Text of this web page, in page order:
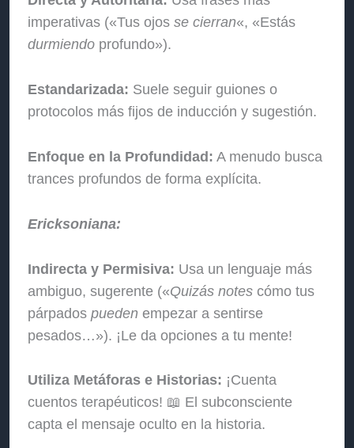
imperativas («Tus ojosse cierran«, «Estás
durmiendo profundo»).
Estandarizada: Suele seguir guiones o
protocolos más fijos de inducción y sugestión.
Enfoque en la Profundidad: A menudo busca
trances profundos de forma explícita.
Ericksoniana:
Indirecta y Permisiva: Usa un lenguaje más
ambiguo, sugerente («Quizás notes cómo tus
párpadospueden empezar a sentirse
pesados…»). ¡Le da opciones a tu mente!
Utiliza Metáforas e Historias: ¡Cuenta
cuentos terapéuticos! 📖 El subconsciente
capta el mensaje oculto en la historia.